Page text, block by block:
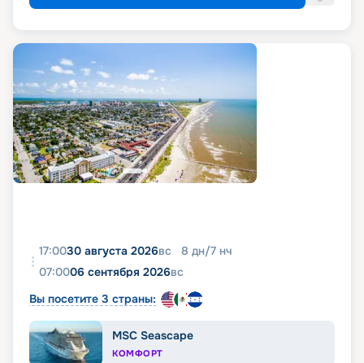
17:0030 августа 2026вс 8 дн/7 нч
07:0006 сентября 2026вс
Вы посетите 3 страны:
MSC Seascape
КОМФОРТ